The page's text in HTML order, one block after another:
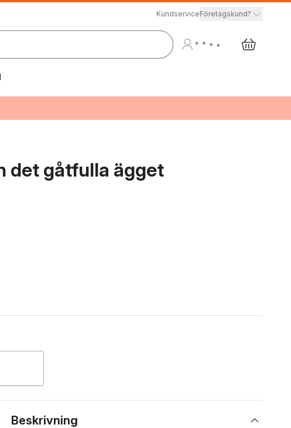
KundserviceFöretagskund?
det gåtfulla ägget
Beskrivning